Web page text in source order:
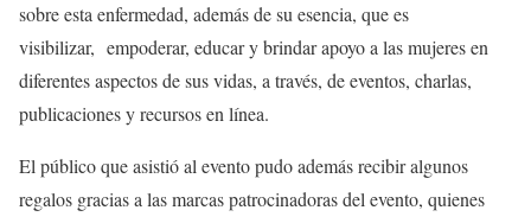
sobre esta enfermedad, además de su esencia, que es
visibilizar, empoderar, educar y brindar apoyo a las mujeres en
diferentes aspectos de sus vidas, a través, de eventos, charlas,
publicaciones y recursos en línea.
El público que asistió al evento pudo además recibir algunos
regalos gracias a las marcas patrocinadoras del evento, quienes